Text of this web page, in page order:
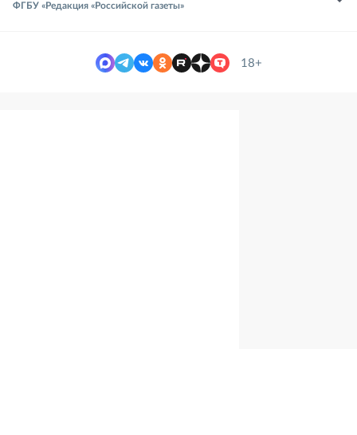
ФГБУ «Редакция «Российской газеты»
18+